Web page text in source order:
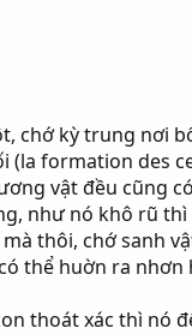
chớ kỳ trung nơi
formation des
vật đều cũng
như nó khô rũ
thôi, chớ sanh
thể huờn ra
thoát xác thì nó